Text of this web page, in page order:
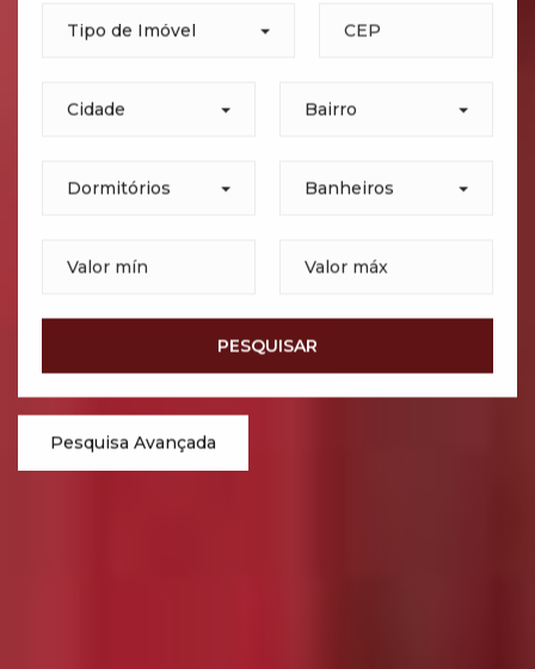
Tipo de Imóvel
Cidade Bairro
Dormitórios Banheiros
Pesquisa Avançada